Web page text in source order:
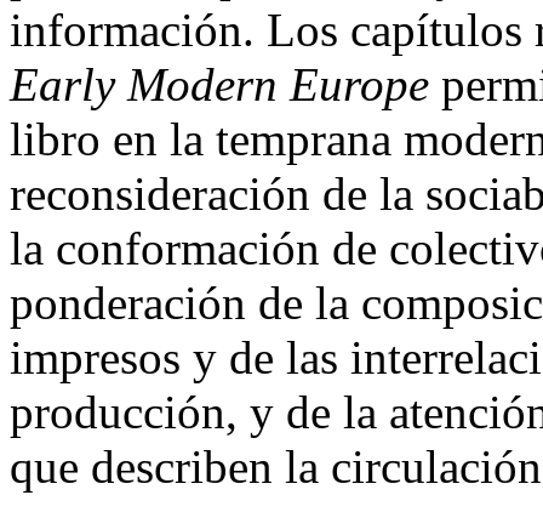
información. Los capítulos
Early Modern Europe
libro en la temprana
reconsideración de la
la conformación de
ponderación de la
impresos y de las
producción, y de la
que describen la